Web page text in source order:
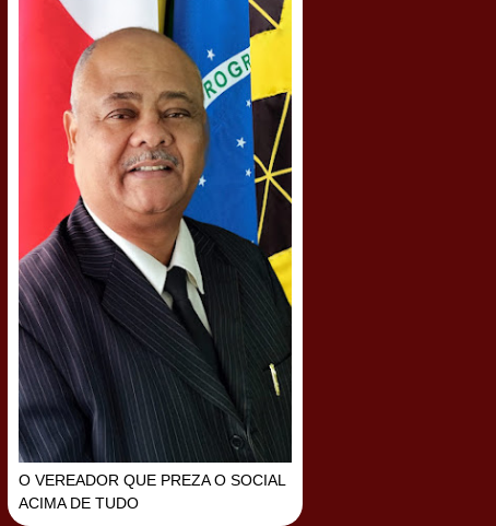
O VEREADOR QUE PREZA O SOCIAL
ACIMA DE TUDO